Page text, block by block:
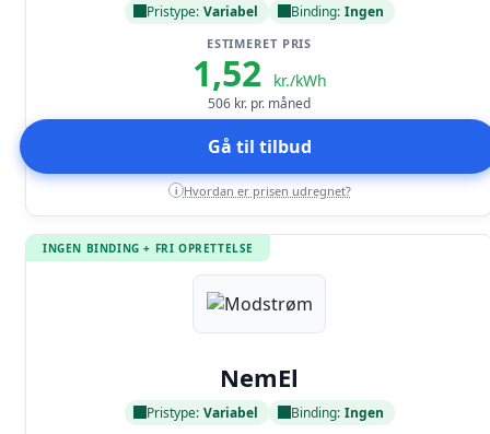
Pristype: Variabel Binding: Ingen
ESTIMERET PRIS
1,52 kr./kWh
506 kr. pr. måned
Gå til tilbud
i Hvordan er prisen udregnet?
INGEN BINDING + FRI OPRETTELSE
NemEl
Pristype: Variabel Binding: Ingen